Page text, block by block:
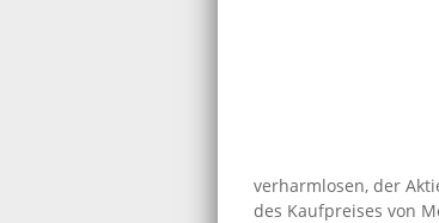
verharmlosen, der
des Kaufpreises von